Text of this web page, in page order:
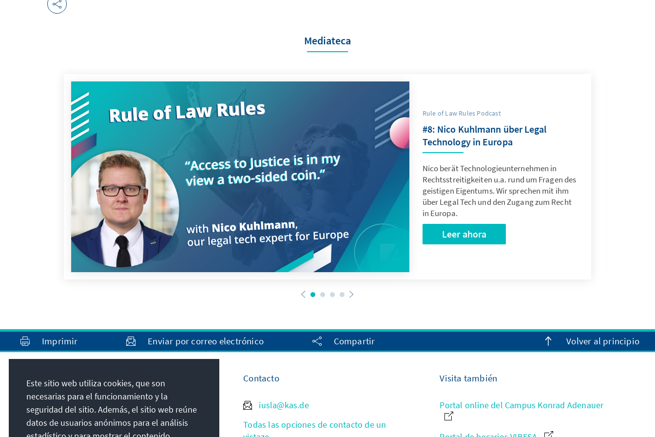
Mediateca
Rule of Law Rules Podcast
#8: Nico Kuhlmann über Legal
Technology in Europa
Nico berät Technologieunternehmen in
Rechtsstreitigkeiten u.a. rund um Fragen des
geistigen Eigentums. Wir sprechen mit ihm
über Legal Tech und den Zugang zum Recht
in Europa.
Leer ahora
Imprimir Enviar por correo electrónico Compartir Volver al principio
Dirección
Konrad-Adenauer-Stiftung e.V.
Programa Estado de Derecho América Latina
Calle 93B No. 18-12, 7º piso
Contacto
iusla@kas.de
Todas las opciones de contacto de un
Visita también
Portal online del Campus Konrad Adenauer
Este sitio web utiliza cookies, que son
necesarias para el funcionamiento y la
seguridad del sitio. Además, el sitio web reúne
datos de usuarios anónimos para el análisis